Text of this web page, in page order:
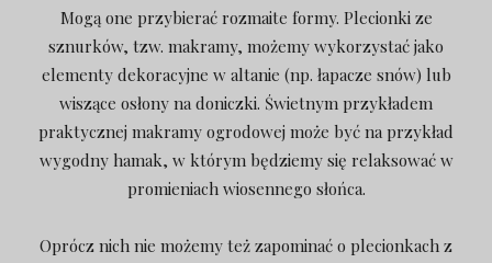
Mogą one przybierać rozmaite formy. Plecionki ze
sznurków, tzw. makramy, możemy wykorzystać jako
elementy dekoracyjne w altanie (np. łapacze snów) lub
wiszące osłony na doniczki. Świetnym przykładem
praktycznej makramy ogrodowej może być na przykład
wygodny hamak, w którym będziemy się relaksować w
promieniach wiosennego słońca.
Oprócz nich nie możemy też zapominać o plecionkach z